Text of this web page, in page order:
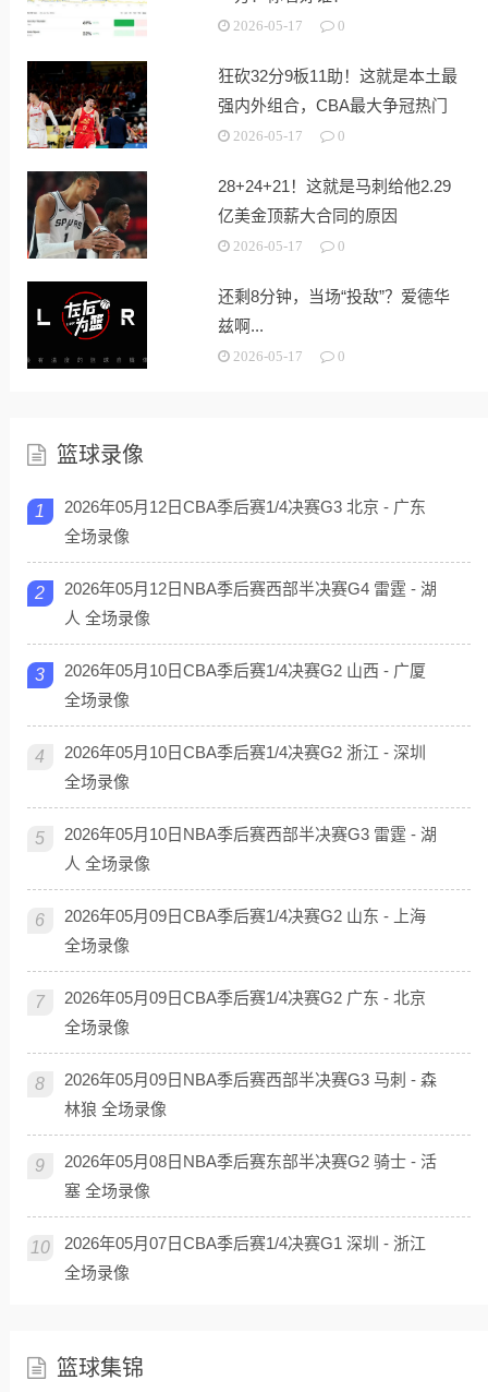
2026-05-17 0
狂砍32分9板11助！这就是本土最
强内外组合，CBA最大争冠热门
浮现
2026-05-17 0
28+24+21！这就是马刺给他2.29
亿美金顶薪大合同的原因
2026-05-17 0
还剩8分钟，当场“投敌”？爱德华
兹啊...
2026-05-17 0
篮球录像
1
2026年05月12日CBA季后赛1/4决赛G3 北京 - 广东
全场录像
2
2026年05月12日NBA季后赛西部半决赛G4 雷霆 - 湖
人 全场录像
3
2026年05月10日CBA季后赛1/4决赛G2 山西 - 广厦
全场录像
4
2026年05月10日CBA季后赛1/4决赛G2 浙江 - 深圳
全场录像
5
2026年05月10日NBA季后赛西部半决赛G3 雷霆 - 湖
人 全场录像
6
2026年05月09日CBA季后赛1/4决赛G2 山东 - 上海
全场录像
7
2026年05月09日CBA季后赛1/4决赛G2 广东 - 北京
全场录像
8
2026年05月09日NBA季后赛西部半决赛G3 马刺 - 森
林狼 全场录像
9
2026年05月08日NBA季后赛东部半决赛G2 骑士 - 活
塞 全场录像
10
2026年05月07日CBA季后赛1/4决赛G1 深圳 - 浙江
全场录像
篮球集锦